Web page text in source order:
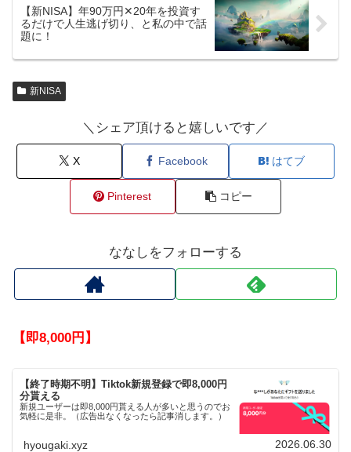
【新NISA】年90万円✕20年を投資す
るだけで人生逃げ切り、と私の中で話
題に！
新NISA
＼シェア頂けると嬉しいです／
X Facebook はてブ
Pinterest コピー
ななしをフォローする
【即8,000円】
【終了時期不明】Tiktok新規登録で即8,000円
分貰える
新規ユーザーは即8,000円貰える人が多いと思うのでお
気軽に是非。（広告出なくなったら記事消します。）
hyougaki.xyz 2026.06.30